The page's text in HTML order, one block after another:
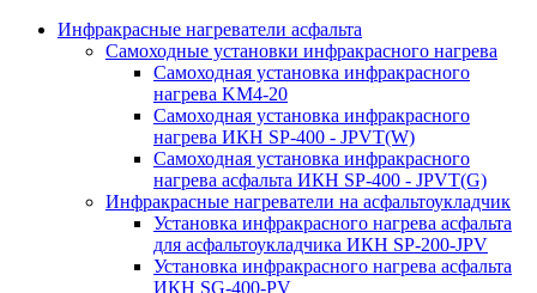
Инфракрасные нагреватели асфальта
Самоходные установки инфракрасного нагрева
Самоходная установка инфракрасного
нагрева KM4-20
Самоходная установка инфракрасного
нагрева ИКН SP-400 - JPVT(W)
Самоходная установка инфракрасного
нагрева асфальта ИКН SP-400 - JPVT(G)
Инфракрасные нагреватели на асфальтоукладчик
Установка инфракрасного нагрева асфальта
для асфальтоукладчика ИКН SP-200-JPV
Установка инфракрасного нагрева асфальта
ИКН SG-400-PV